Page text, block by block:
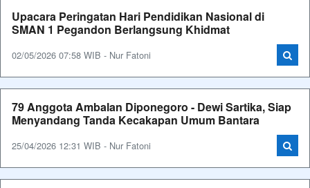
Upacara Peringatan Hari Pendidikan Nasional di
SMAN 1 Pegandon Berlangsung Khidmat
02/05/2026 07:58 WIB - Nur Fatoni
79 Anggota Ambalan Diponegoro - Dewi Sartika, Siap
Menyandang Tanda Kecakapan Umum Bantara
25/04/2026 12:31 WIB - Nur Fatoni